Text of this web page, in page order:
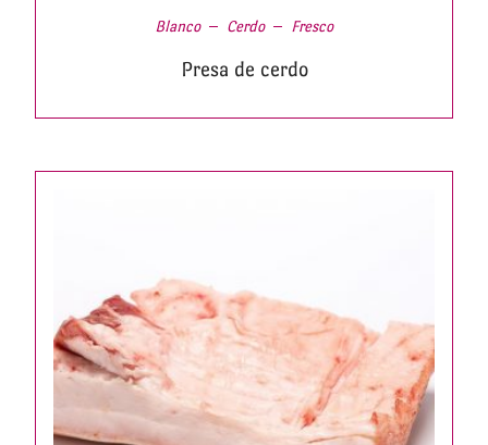
Blanco Cerdo Fresco
Presa de cerdo